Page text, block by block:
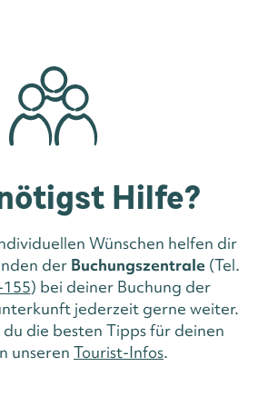
Hilfe?
Wünschen helfen dir
der Buchungszentrale (Tel.
) bei deiner Buchung der
jederzeit gerne weiter.
die besten Tipps für deinen
unseren Tourist-Infos.